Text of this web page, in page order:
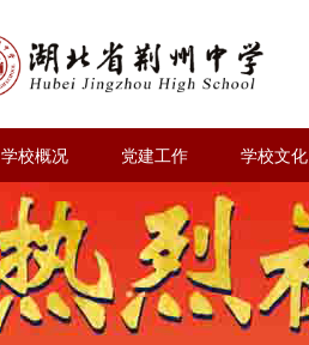
学校概况 党建工作 学校文化